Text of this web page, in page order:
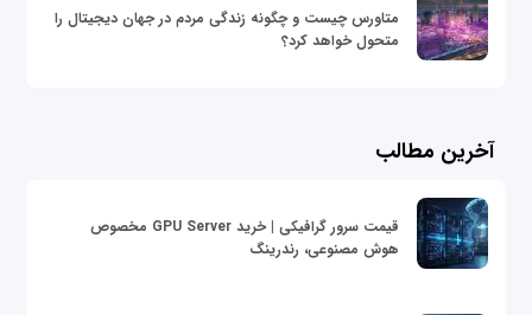
متاورس چیست و چگونه زندگی مردم در جهان دیجیتال را
متحول خواهد کرد؟
آخرین مطالب
قیمت سرور گرافیکی | خرید GPU Server مخصوص
هوش مصنوعی، رندرینگ